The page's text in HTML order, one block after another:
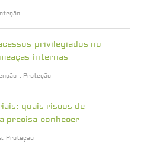
privilegiados no
internas
Proteção
quais riscos de
precisa conhecer
Proteção